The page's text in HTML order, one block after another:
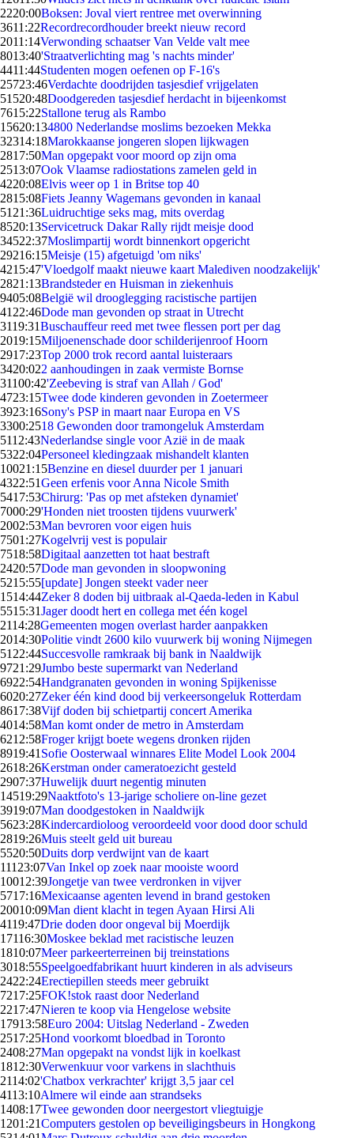
2220:00Boksen: Joval viert rentree met overwinning
3611:22Recordrecordhouder breekt nieuw record
2011:14Verwonding schaatser Van Velde valt mee
8013:40'Straatverlichting mag 's nachts minder'
4411:44Studenten mogen oefenen op F-16's
25723:46Verdachte doodrijden tasjesdief vrijgelaten
51520:48Doodgereden tasjesdief herdacht in bijeenkomst
7615:22Stallone terug als Rambo
15620:134800 Nederlandse moslims bezoeken Mekka
32314:18Marokkaanse jongeren slopen lijkwagen
2817:50Man opgepakt voor moord op zijn oma
2513:07Ook Vlaamse radiostations zamelen geld in
4220:08Elvis weer op 1 in Britse top 40
2815:08Fiets Jeanny Wagemans gevonden in kanaal
51 21:36Luidruchtige seks mag, mits overdag
8520:13Servicetruck Dakar Rally rijdt meisje dood
34522:37Moslimpartij wordt binnenkort opgericht
29216:15Meisje (15) afgetuigd 'om niks'
4215:47'Vloedgolf maakt nieuwe kaart Malediven noodzakelijk'
2821:13Brandsteder en Huisman in ziekenhuis
9405:08België wil drooglegging racistische partijen
41 22:46Dode man gevonden op straat in Utrecht
3119:31Buschauffeur reed met twee flessen port per dag
2019:15Miljoenenschade door schilderijenroof Hoorn
2917:23Top 2000 trok record aantal luisteraars
3420:022 aanhoudingen in zaak vermiste Bornse
31100:42'Zeebeving is straf van Allah / God'
4723:15Twee dode kinderen gevonden in Zoetermeer
3923:16Sony's PSP in maart naar Europa en VS
3300:2518 Gewonden door tramongeluk Amsterdam
5112:43Nederlandse single voor Azië in de maak
5322:04Personeel kledingzaak mishandelt klanten
10021:15Benzine en diesel duurder per 1 januari
4322:51Geen erfenis voor Anna Nicole Smith
5417:53Chirurg: 'Pas op met afsteken dynamiet'
7000:29'Honden niet troosten tijdens vuurwerk'
2002:53Man bevroren voor eigen huis
7501:27Kogelvrij vest is populair
7518:58Digitaal aanzetten tot haat bestraft
2420:57Dode man gevonden in sloopwoning
5215:55[update] Jongen steekt vader neer
1514:44Zeker 8 doden bij uitbraak al-Qaeda-leden in Kabul
5515:31Jager doodt hert en collega met één kogel
2114:28Gemeenten mogen overlast harder aanpakken
2014:30Politie vindt 2600 kilo vuurwerk bij woning Nijmegen
51 22:44Succesvolle ramkraak bij bank in Naaldwijk
9721:29Jumbo beste supermarkt van Nederland
6922:54Handgranaten gevonden in woning Spijkenisse
6020:27Zeker één kind dood bij verkeersongeluk Rotterdam
8617:38Vijf doden bij schietpartij concert Amerika
4014:58Man komt onder de metro in Amsterdam
6212:58Froger krijgt boete wegens dronken rijden
8919:41 Sofie Oosterwaal winnares Elite Model Look 2004
2618:26Kerstman onder cameratoezicht gesteld
2907:37Huwelijk duurt negentig minuten
14519:29Naaktfoto's 13-jarige scholiere on-line gezet
3919:07Man doodgestoken in Naaldwijk
5623:28Kindercardioloog veroordeeld voor dood door schuld
2819:26Muis steelt geld uit bureau
5520:50Duits dorp verdwijnt van de kaart
111 23:07Van Inkel op zoek naar mooiste woord
10012:39Jongetje van twee verdronken in vijver
5717:16Mexicaanse agenten levend in brand gestoken
20010:09Man dient klacht in tegen Ayaan Hirsi Ali
4119:47Drie doden door ongeval bij Moerdijk
17116:30Moskee beklad met racistische leuzen
1810:07Meer parkeerterreinen bij treinstations
3018:55Speelgoedfabrikant huurt kinderen in als adviseurs
2422:24Erectiepillen steeds meer gebruikt
7217:25FOK!stok raast door Nederland
2217:47Nieren te koop via Hengelose website
17913:58Euro 2004: Uitslag Nederland - Zweden
2517:25Hond voorkomt bloedbad in Toronto
2408:27Man opgepakt na vondst lijk in koelkast
1812:30Verwenkuur voor varkens in slachthuis
2114:02'Chatbox verkrachter' krijgt 3,5 jaar cel
4113:10Almere wil einde aan strandseks
1408:17Twee gewonden door neergestort vliegtuigje
1201:21Computers gestolen op beveiligingsbeurs in Hongkong